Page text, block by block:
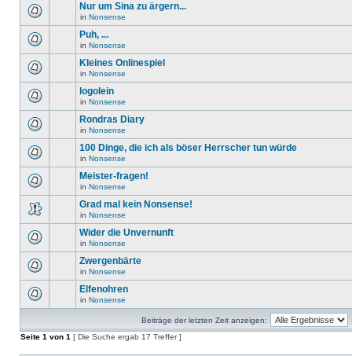
Nur um Sina zu ärgern...
in Nonsense
Puh, ...
in Nonsense
Kleines Onlinespiel
in Nonsense
logolein
in Nonsense
Rondras Diary
in Nonsense
100 Dinge, die ich als böser Herrscher tun würde
in Nonsense
Meister-fragen!
in Nonsense
Grad mal kein Nonsense!
in Nonsense
Wider die Unvernunft
in Nonsense
Zwergenbärte
in Nonsense
Elfenohren
in Nonsense
Beiträge der letzten Zeit anzeigen:
Seite 1 von 1 [ Die Suche ergab 17 Treffer ]